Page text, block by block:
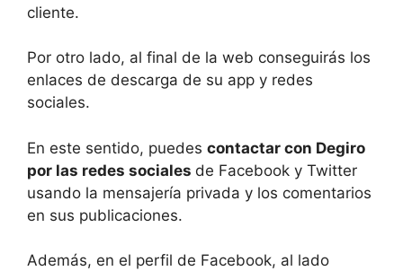
cliente.
Por otro lado, al final de la web conseguirás los
enlaces de descarga de su app y redes
sociales.
En este sentido, puedes contactar con Degiro
por las redes sociales de Facebook y Twitter
usando la mensajería privada y los comentarios
en sus publicaciones.
Además, en el perfil de Facebook, al lado